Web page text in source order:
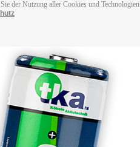
der Nutzung aller Cookies und Technologien